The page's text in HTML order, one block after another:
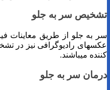
تشخیص سر به جلو
سر به جلو از طریق معاینات
عکس­های رادیوگرافی نیز در
کننده می­باشند.
درمان سر به جلو